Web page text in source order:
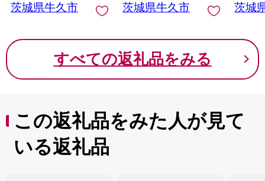
茨城県牛久市
茨城県牛久市
茨城
すべての返礼品をみる
この返礼品をみた人が見て
いる返礼品